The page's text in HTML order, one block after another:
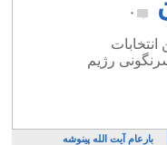
۰
رژیم
بارعام آیت الله پینوشه